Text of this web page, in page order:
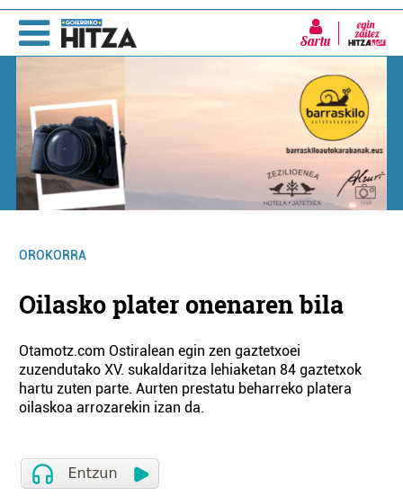
Sartu
OROKORRA
Oilasko plater onenaren bila
Otamotz.com Ostiralean egin zen gaztetxoei
zuzendutako XV. sukaldaritza lehiaketan 84 gaztetxok
hartu zuten parte. Aurten prestatu beharreko platera
oilaskoa arrozarekin izan da.